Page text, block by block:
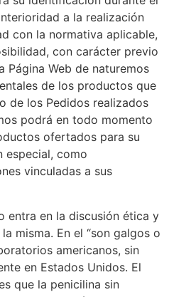
a la realización
con la normativa aplicable,
con carácter previo
Página Web de naturemos
de los productos que
de los Pedidos realizados
podrá en todo momento
ofertados para su
especial, como
vinculadas a sus
entra en la discusión ética y
misma. En el “son galgos o
americanos, sin
en Estados Unidos. El
que la penicilina sin